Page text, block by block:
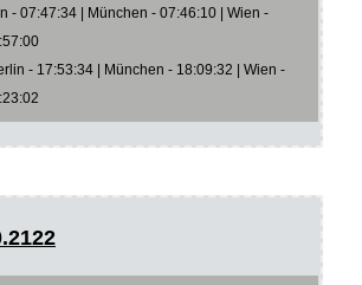
- 07:47:34 | München - 07:46:10 | Wien -
- 17:53:34 | München - 18:09:32 | Wien -